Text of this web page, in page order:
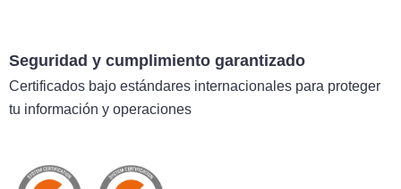
Seguridad y cumplimiento garantizado
Certificados bajo estándares internacionales para proteger
tu información y operaciones